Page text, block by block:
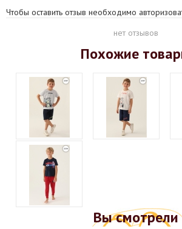
Чтобы оставить отзыв необходимо
нет отзывов
Похожие
Вы смотрели